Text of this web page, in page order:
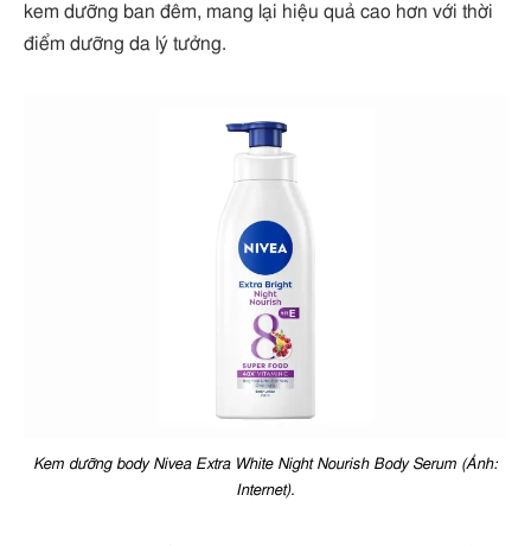
kem dưỡng ban đêm, mang lại hiệu quả cao hơn với thời
điểm dưỡng da lý tưởng.
Kem dưỡng body Nivea Extra White Night Nourish Body Serum (Ảnh:
Internet).